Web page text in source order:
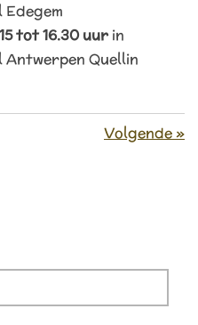
tot 16.30 uurin
Quellin
Volgende»